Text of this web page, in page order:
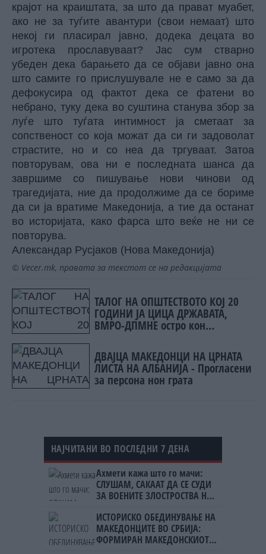
крајот на краиштата, за што да прават муабет,
ако не за туѓите авантури (свои немаат) што
некој ги пласирал јавно, додека децата во
игротека прославуваат? Јас сум стварно
убеден дека барањето да се објави јавно она
што самите го прислушувале не е само за да
дефокусира од фактот дека се фатени во
небрано, туку дека во суштина станува збор за
луѓе што туѓата интимност ја сметаат за
сопственост со која можат да си ги задоволат
страстите, но и со неа да тргуваат. Затоа
повторувам, ова ни е последната шанса да
завршиме со пишување нови чинови од
трагедијата, ние да продолжиме да се бориме
да си ја вратиме Македонија, а тие да останат
во историјата, како фарса што веќе не ни се
повторува.
Александар Русјаков (Нова Македонија)
© Vecer.mk, правата за текстот се на редакцијата
ТАЛОГ НА ОПШТЕСТВОТО КОЈ 20
ГОДИНИ ЈА ЦИЦА ДРЖАВАТА,
ВМРО-ДПМНЕ остро кон
Жерновски
ДВАЈЦА МАКЕДОНЦИ НА ЦРНАТА
ЛИСТА НА АЛБАНИЈА - Прогласени
за персона нон грата
НАЈЧИТАНИ ВО ПОСЛЕДНИ 7 ДЕНА
Ахмети кажа што го мачи:
СЛУШАМ, САКААТ ДА СЕ СУДИ
ЗА ВОЕНИТЕ ЗЛОСТРОСТВА НА
ИСТОРИСКО ОБЕДИНУВАЊЕ НА
МАКЕДОНЦИТЕ ВО СРБИЈА:
ФОРМИРАН МАКЕДОНСКИОТ